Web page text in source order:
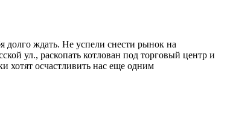
долго ждать. Не успели снести рынок на
ул., раскопать котлован под торговый центр и
хотят осчастливить нас еще одним